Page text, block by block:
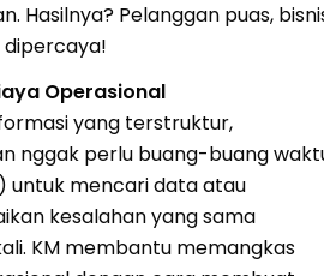
Hasilnya? Pelanggan puas,
dipercaya!
Operasional
yang terstruktur,
nggak perlu buang-buang
untuk mencari data atau
kesalahan yang sama
KM membantu memangkas